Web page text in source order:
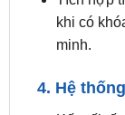
4. Hệ
nhau và